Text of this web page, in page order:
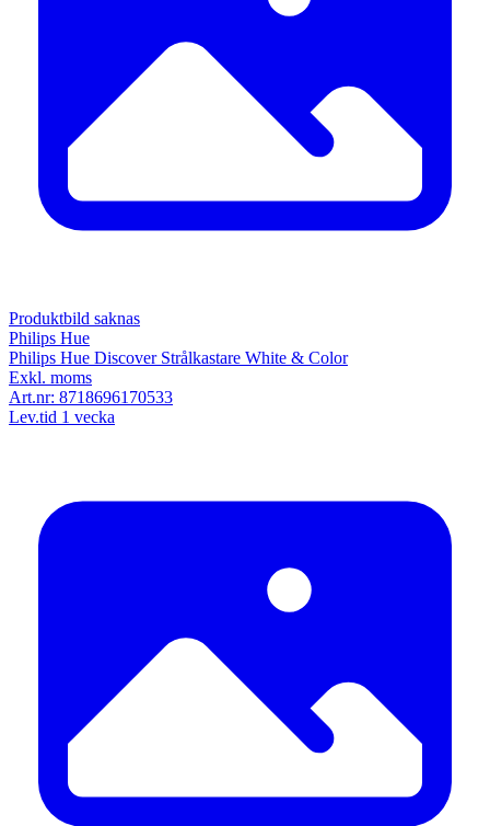
Produktbild saknas
Philips Hue
Philips Hue Discover Strålkastare White & Color
Exkl. moms
Art.nr: 8718696170533
Lev.tid 1 vecka